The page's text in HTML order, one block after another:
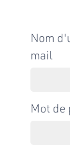
Nom
mail
Mot de